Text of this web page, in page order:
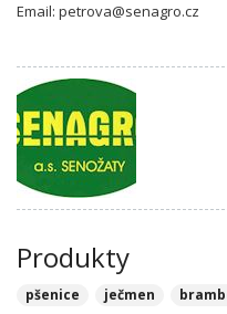
Email: petrova@senagro.cz
Produkty
pšenice ječmen